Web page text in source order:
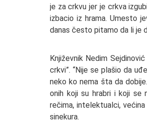
je za crkvu jer je crkva
izbacio iz hrama. Umesto
danas često pitamo da li je
Književnik Nedim
crkvi”. “Nije se plašio da
neko ko nema šta da
onih koji su hrabri i koji se
rečima, intelektualci,
sinekura.